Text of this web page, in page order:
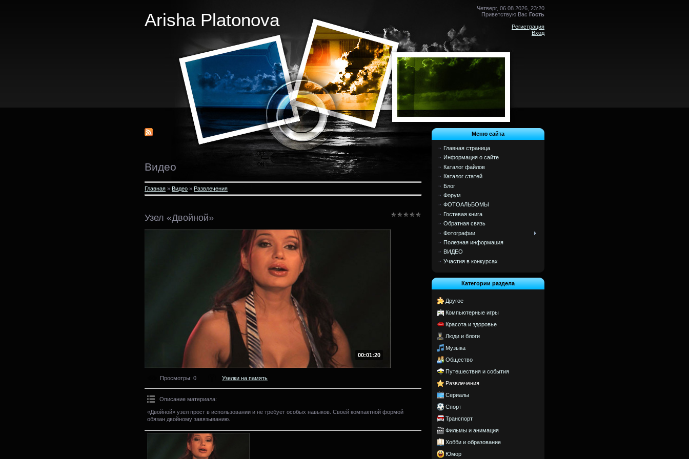
Arisha Platonova
Четверг, 06.08.2026, 23:20
Приветствую Вас Гость
Регистрация
Вход
Видео
Главная » Видео » Развлечения
Узел «Двойной»
00:01:20
Просмотры: 0 Узелки на память
Описание материала:
«Двойной» узел прост в использовании и не требует особых навыков. Своей компактной формой
обязан двойному завязыванию.
Меню сайта
Главная страница
Информация о сайте
Каталог файлов
Каталог статей
Блог
Форум
ФОТОАЛЬБОМЫ
Гостевая книга
Обратная связь
Фотографии
Полезная информация
ВИДЕО
Участия в конкурсах
Категории раздела
Другое
Компьютерные игры
Красота и здоровье
Люди и блоги
Музыка
Общество
Путешествия и события
Развлечения
Сериалы
Спорт
Транспорт
Фильмы и анимация
Хобби и образование
Юмор